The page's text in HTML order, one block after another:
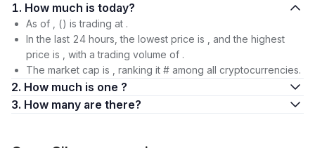
1. How much is today?
As of , () is trading at .
In the last 24 hours, the lowest price is , and the highest
price is , with a trading volume of .
The market cap is , ranking it # among all cryptocurrencies.
2. How much is one ?
3. How many are there?